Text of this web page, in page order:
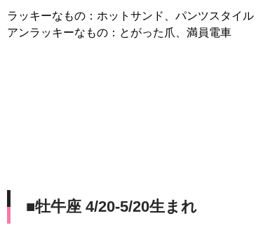
ラッキーなもの：ホットサンド、パンツスタイル
アンラッキーなもの：とがった爪、満員電車
■牡牛座 4/20-5/20生まれ